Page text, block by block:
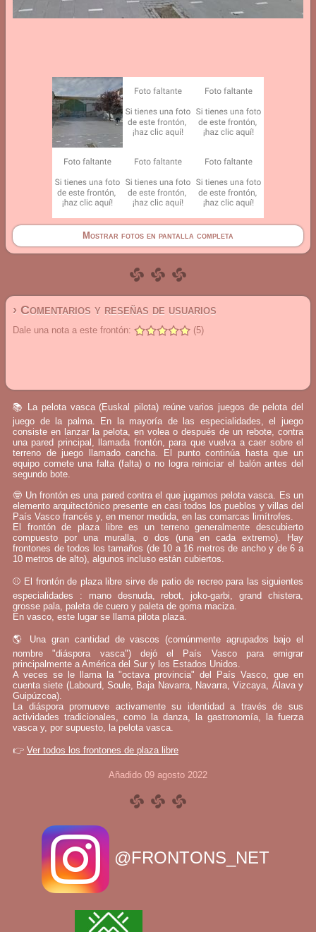
Mostrar fotos en pantalla completa
› Comentarios y reseñas de usuarios
Dale una nota a este frontón: (5)
📚 La pelota vasca (Euskal pilota) reúne varios juegos de pelota del
juego de la palma. En la mayoría de las especialidades, el juego
consiste en lanzar la pelota, en volea o después de un rebote, contra
una pared principal, llamada frontón, para que vuelva a caer sobre el
terreno de juego llamado cancha. El punto continúa hasta que un
equipo comete una falta (falta) o no logra reiniciar el balón antes del
segundo bote.
🤓 Un frontón es una pared contra el que jugamos pelota vasca. Es un
elemento arquitectónico presente en casi todos los pueblos y villas del
País Vasco francés y, en menor medida, en las comarcas limítrofes.
El frontón de plaza libre es un terreno generalmente descubierto
compuesto por una muralla, o dos (una en cada extremo). Hay
frontones de todos los tamaños (de 10 a 16 metros de ancho y de 6 a
10 metros de alto), algunos incluso están cubiertos.
⚾ El frontón de plaza libre sirve de patio de recreo para las siguientes
especialidades : mano desnuda, rebot, joko-garbi, grand chistera,
grosse pala, paleta de cuero y paleta de goma maciza.
En vasco, este lugar se llama pilota plaza.
🌎 Una gran cantidad de vascos (comúnmente agrupados bajo el
nombre "diáspora vasca") dejó el País Vasco para emigrar
principalmente a América del Sur y los Estados Unidos.
A veces se le llama la "octava provincia" del País Vasco, que en
cuenta siete (Labourd, Soule, Baja Navarra, Navarra, Vizcaya, Álava y
Guipúzcoa).
La diáspora promueve activamente su identidad a través de sus
actividades tradicionales, como la danza, la gastronomía, la fuerza
vasca y, por supuesto, la pelota vasca.
👉 Ver todos los frontones de plaza libre
Añadido 09 agosto 2022
@FRONTONS_NET